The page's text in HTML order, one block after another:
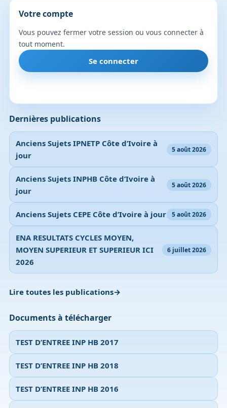
Dernières publications
Anciens Sujets IPNETP Côte d’Ivoire à
jour
5 août 2026
Anciens Sujets INPHB Côte d’Ivoire à
jour
5 août 2026
Anciens Sujets CEPE Côte d’Ivoire à jour 5 août 2026
ENA RESULTATS CYCLES MOYEN,
MOYEN SUPERIEUR ET SUPERIEUR ICI
2026
6 juillet 2026
Lire toutes les publications
Documents à télécharger
TEST D’ENTREE INP HB 2017
TEST D’ENTREE INP HB 2018
TEST D’ENTREE INP HB 2016
Votre compte
Vous pouvez fermer votre session ou vous connecter à
tout moment.
Se connecter